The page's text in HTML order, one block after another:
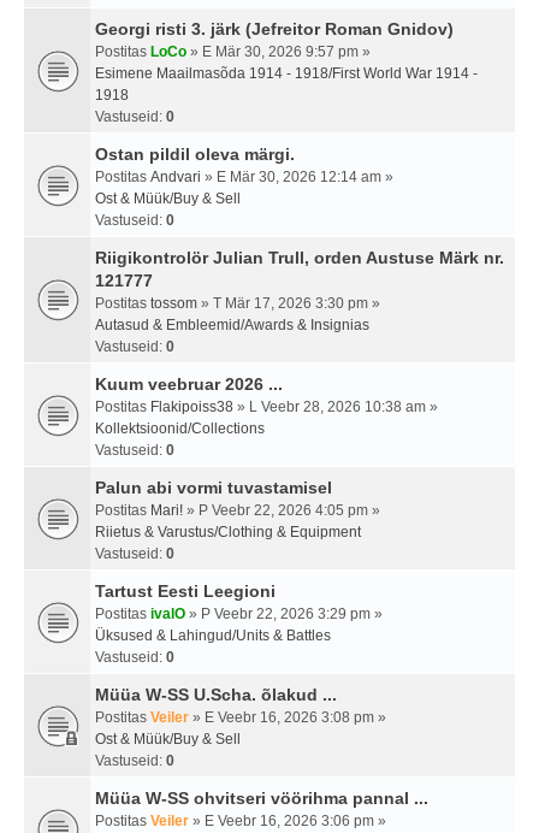
Georgi risti 3. järk (Jefreitor Roman Gnidov)
Postitas LoCo » E Mär 30, 2026 9:57 pm »
Esimene Maailmasõda 1914 - 1918/First World War 1914 -
1918
Vastuseid: 0
Ostan pildil oleva märgi.
Postitas Andvari » E Mär 30, 2026 12:14 am »
Ost & Müük/Buy & Sell
Vastuseid: 0
Riigikontrolör Julian Trull, orden Austuse Märk nr.
121777
Postitas tossom » T Mär 17, 2026 3:30 pm »
Autasud & Embleemid/Awards & Insignias
Vastuseid: 0
Kuum veebruar 2026 ...
Postitas Flakipoiss38 » L Veebr 28, 2026 10:38 am »
Kollektsioonid/Collections
Vastuseid: 0
Palun abi vormi tuvastamisel
Postitas Mari! » P Veebr 22, 2026 4:05 pm »
Riietus & Varustus/Clothing & Equipment
Vastuseid: 0
Tartust Eesti Leegioni
Postitas ivalO » P Veebr 22, 2026 3:29 pm »
Üksused & Lahingud/Units & Battles
Vastuseid: 0
Müüa W-SS U.Scha. õlakud ...
Postitas Veiler » E Veebr 16, 2026 3:08 pm »
Ost & Müük/Buy & Sell
Vastuseid: 0
Müüa W-SS ohvitseri vöörihma pannal ...
Postitas Veiler » E Veebr 16, 2026 3:06 pm »